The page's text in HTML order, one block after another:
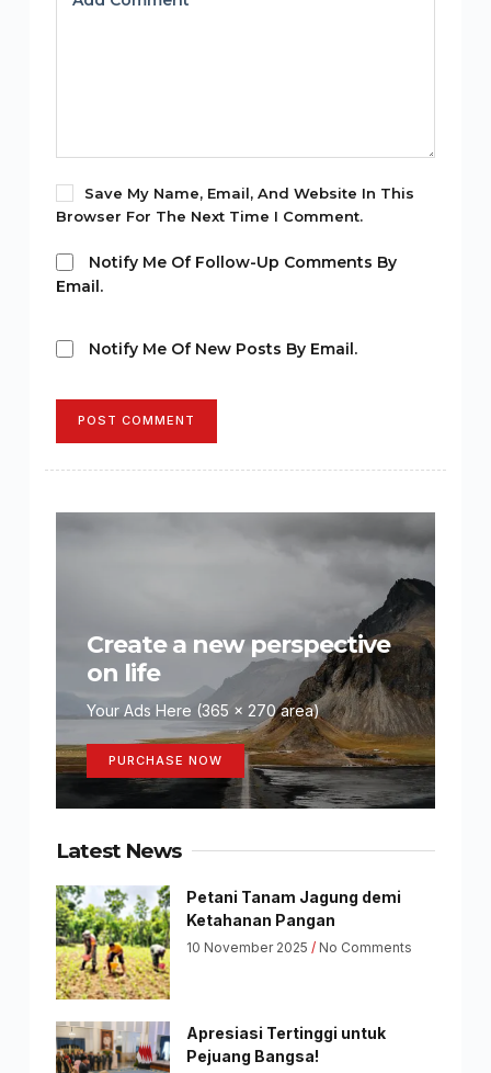
Save My Name, Email, And Website In This
Browser For The Next Time I Comment.
Notify Me Of Follow-Up Comments By
Email.
Notify Me Of New Posts By Email.
POST COMMENT
Create a new perspective
on life
Your Ads Here (365 x 270 area)
PURCHASE NOW
Latest News
Petani Tanam Jagung demi
Ketahanan Pangan
10 November 2025 No Comments
Apresiasi Tertinggi untuk
Pejuang Bangsa!